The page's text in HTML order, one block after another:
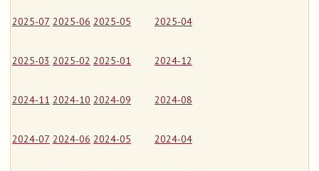
2025-07 2025-06 2025-05 2025-04
2025-03 2025-02 2025-01 2024-12
2024-11 2024-10 2024-09 2024-08
2024-07 2024-06 2024-05 2024-04